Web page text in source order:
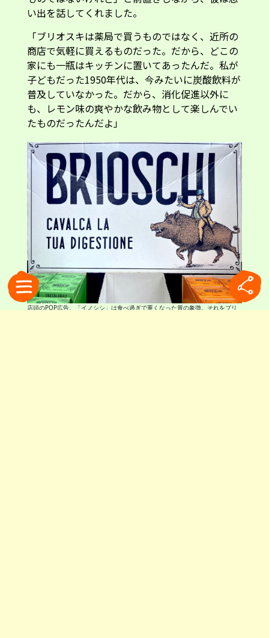
い出を話してくれました。
「ブリオスキは薬局で買うものではなく、近所の
商店で気軽に買えるものだった。だから、どこの
家にも一瓶はキッチンに置いてあったんだ。私が
子どもだった1950年代は、今みたいに炭酸飲料が
普及していなかった。だから、消化促進以外に
も、レモン味の爽やかな飲み物として楽しんでい
たものだったんだよ」
店頭のPOP広告。「イノシシ」は食べ過ぎで重くなった胃の象徴。それをブリ